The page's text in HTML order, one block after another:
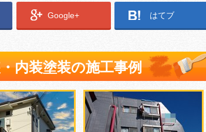
Google+ はてブ
内装塗装の施工事例